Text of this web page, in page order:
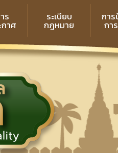
ร
กาศ
ระเบียบ
กฎหมาย
กา
กา